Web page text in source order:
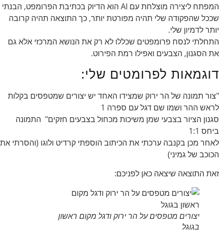
המפתח ליצירה מוצלחת עם AI הוא הדיוק בכתיבת הפרומפט, הבנתי
שככל שהפקודה שלי תהיה מפורטת יותר, כך התוצאה תהיה קרובה
יותר לדמיון שלי.
התחלתי לנסח פרומפטים שכללו לא רק את הנושא המרכזי אלא גם
את הסגנון, הצבעים ואפילו רמת הפירוט.
דוגמאות לפרומטים שלי:
"צור תמונה של הר ירוק שמצידו האחד יש יצורים שמטפסים בקלות
לראש ההר ושמו שם דגל עם ספרה 1
סגנון הציור בצבעי שמן משיכות מכחול בצבעים חזקים" התמונה
ביחס 1:1
לאחר מכן בקנבה ערכתי את הכיתוב הוספתי קרדיט ולוגו (והסרתי את
הכוכב של גמיני)
זאת התוצאה שיצאה כאן לפניכם:
יצורים מטפסים על הר ירוק ודגל מקום ראשון
בגוגל